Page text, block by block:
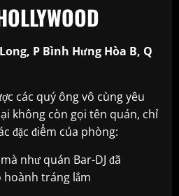
P Bình Hưng Hòa B, Q
các quý ông vô cùng yêu
không còn gọi tên quán, chỉ
đặc điểm của phòng:
như quán Bar-DJ đã
hoành tráng lắm